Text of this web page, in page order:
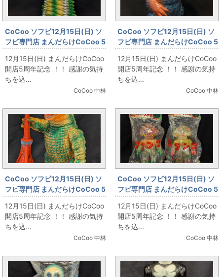
CoCoo ソフビ12月15日(日) ソ
フビ専門店 まんだらけCoCoo 5
周年記念 「ブルマァク ジャイア
ント・ツインテール 桃肌色成
型」
12月15日(日) まんだらけCoCoo
開店5周年記念 ！！ 感謝の気持
ちを込...
CoCoo 中林
CoCoo ソフビ12月15日(日) ソ
フビ専門店 まんだらけCoCoo 5
周年記念 「ブルマァク マグラ 約
225mm 茶色成型」
12月15日(日) まんだらけCoCoo
開店5周年記念 ！！ 感謝の気持
ちを込...
CoCoo 中林
CoCoo ソフビ12月15日(日) ソ
フビ専門店 まんだらけCoCoo 5
周年記念 「ブルマァク ジャイア
ント・バラゴン/橙成型/黄緑/東
京タワー付」
12月15日(日) まんだらけCoCoo
開店5周年記念 ！！ 感謝の気持
ちを込...
CoCoo 中林
CoCoo ソフビ12月15日(日) ソ
フビ専門店 まんだらけCoCoo 5
周年記念 「M1号 世紀の大怪獣
東宝怪獣シリーズ マタンゴ
BEAMS限定版」
12月15日(日) まんだらけCoCoo
開店5周年記念 ！！ 感謝の気持
ちを込...
CoCoo 中林